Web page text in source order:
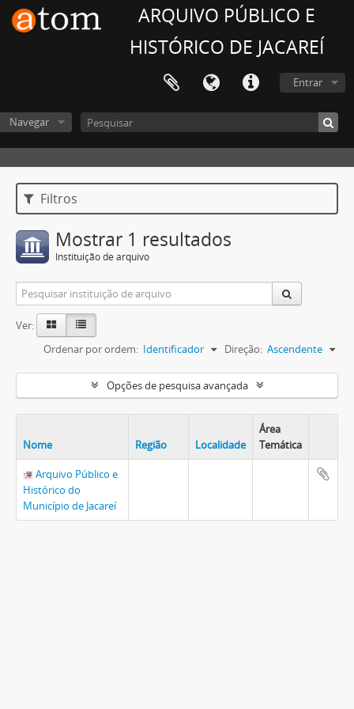
ARQUIVO PÚBLICO E
HISTÓRICO DE JACAREÍ
Entrar
Navegar
Filtros
Mostrar 1 resultados
Instituição de arquivo
Ver:
Ordenar por ordem: Identificador Direção: Ascendente
Opções de pesquisa avançada
Nome Região Localidade
Área
Temática
Arquivo Público e
Histórico do
Município de Jacareí